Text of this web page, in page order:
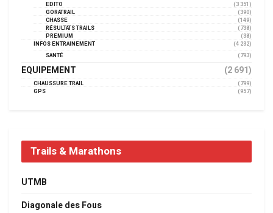
EDITO
(3 351)
GORATRAIL
(390)
CHASSE
(149)
RÉSULTATS TRAILS
(738)
PREMIUM
(38)
INFOS ENTRAINEMENT
(4 232)
SANTÉ
(793)
EQUIPEMENT (2 691)
CHAUSSURE TRAIL
(799)
GPS
(957)
Trails & Marathons
UTMB
Diagonale des Fous